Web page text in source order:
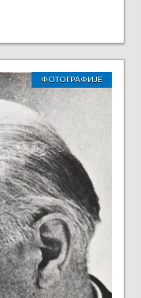
ФОТОГРАФИЈЕ